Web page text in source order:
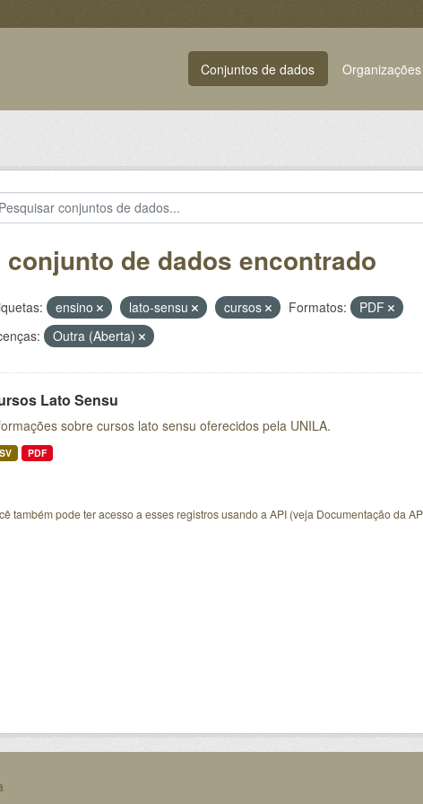
Conjuntos de dados Organizações
conjunto de dados encontrado
ensino lato-sensu cursos Formatos:
PDF
Outra (Aberta)
Lato Sensu
sobre cursos lato sensu oferecidos pela UNILA.
PDF
também pode ter acesso a esses registros usando a API(veja Documentação da